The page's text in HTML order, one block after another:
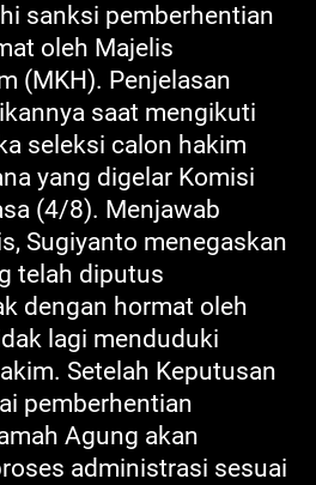
sanksi pemberhentian
oleh Majelis
(MKH). Penjelasan
saat mengikuti
seleksi calon hakim
yang digelar Komisi
(4/8). Menjawab
Sugiyanto menegaskan
telah diputus
dengan hormat oleh
lagi menduduki
Setelah Keputusan
pemberhentian
Agung akan
administrasi sesuai